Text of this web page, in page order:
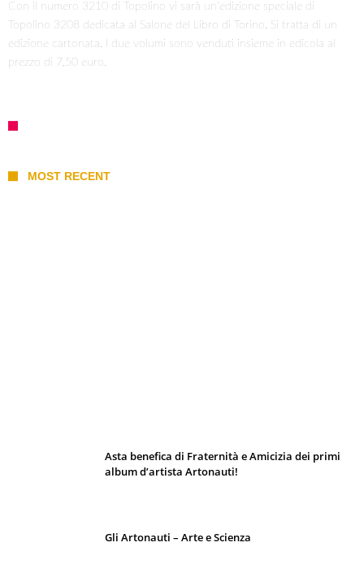
Con il numero 3210 di Topolino vi sarà un’edizione speciale di
Topolino 3208 dedicata al Salone del Libro di Torino. Si tratta di un
edizione cartonata. I due volumi sono venduti insieme in edicola al
prezzo di 7,50 euro.
MOST RECENT
Asta benefica di Fraternità e Amicizia dei primi
album d’artista Artonauti!
Gli Artonauti – Arte e Scienza